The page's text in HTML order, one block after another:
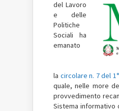
del Lavoro
e delle
Politiche
Sociali ha
emanato
la circolare n. 7 del
quale, nelle more
provvedimento
Sistema informativo